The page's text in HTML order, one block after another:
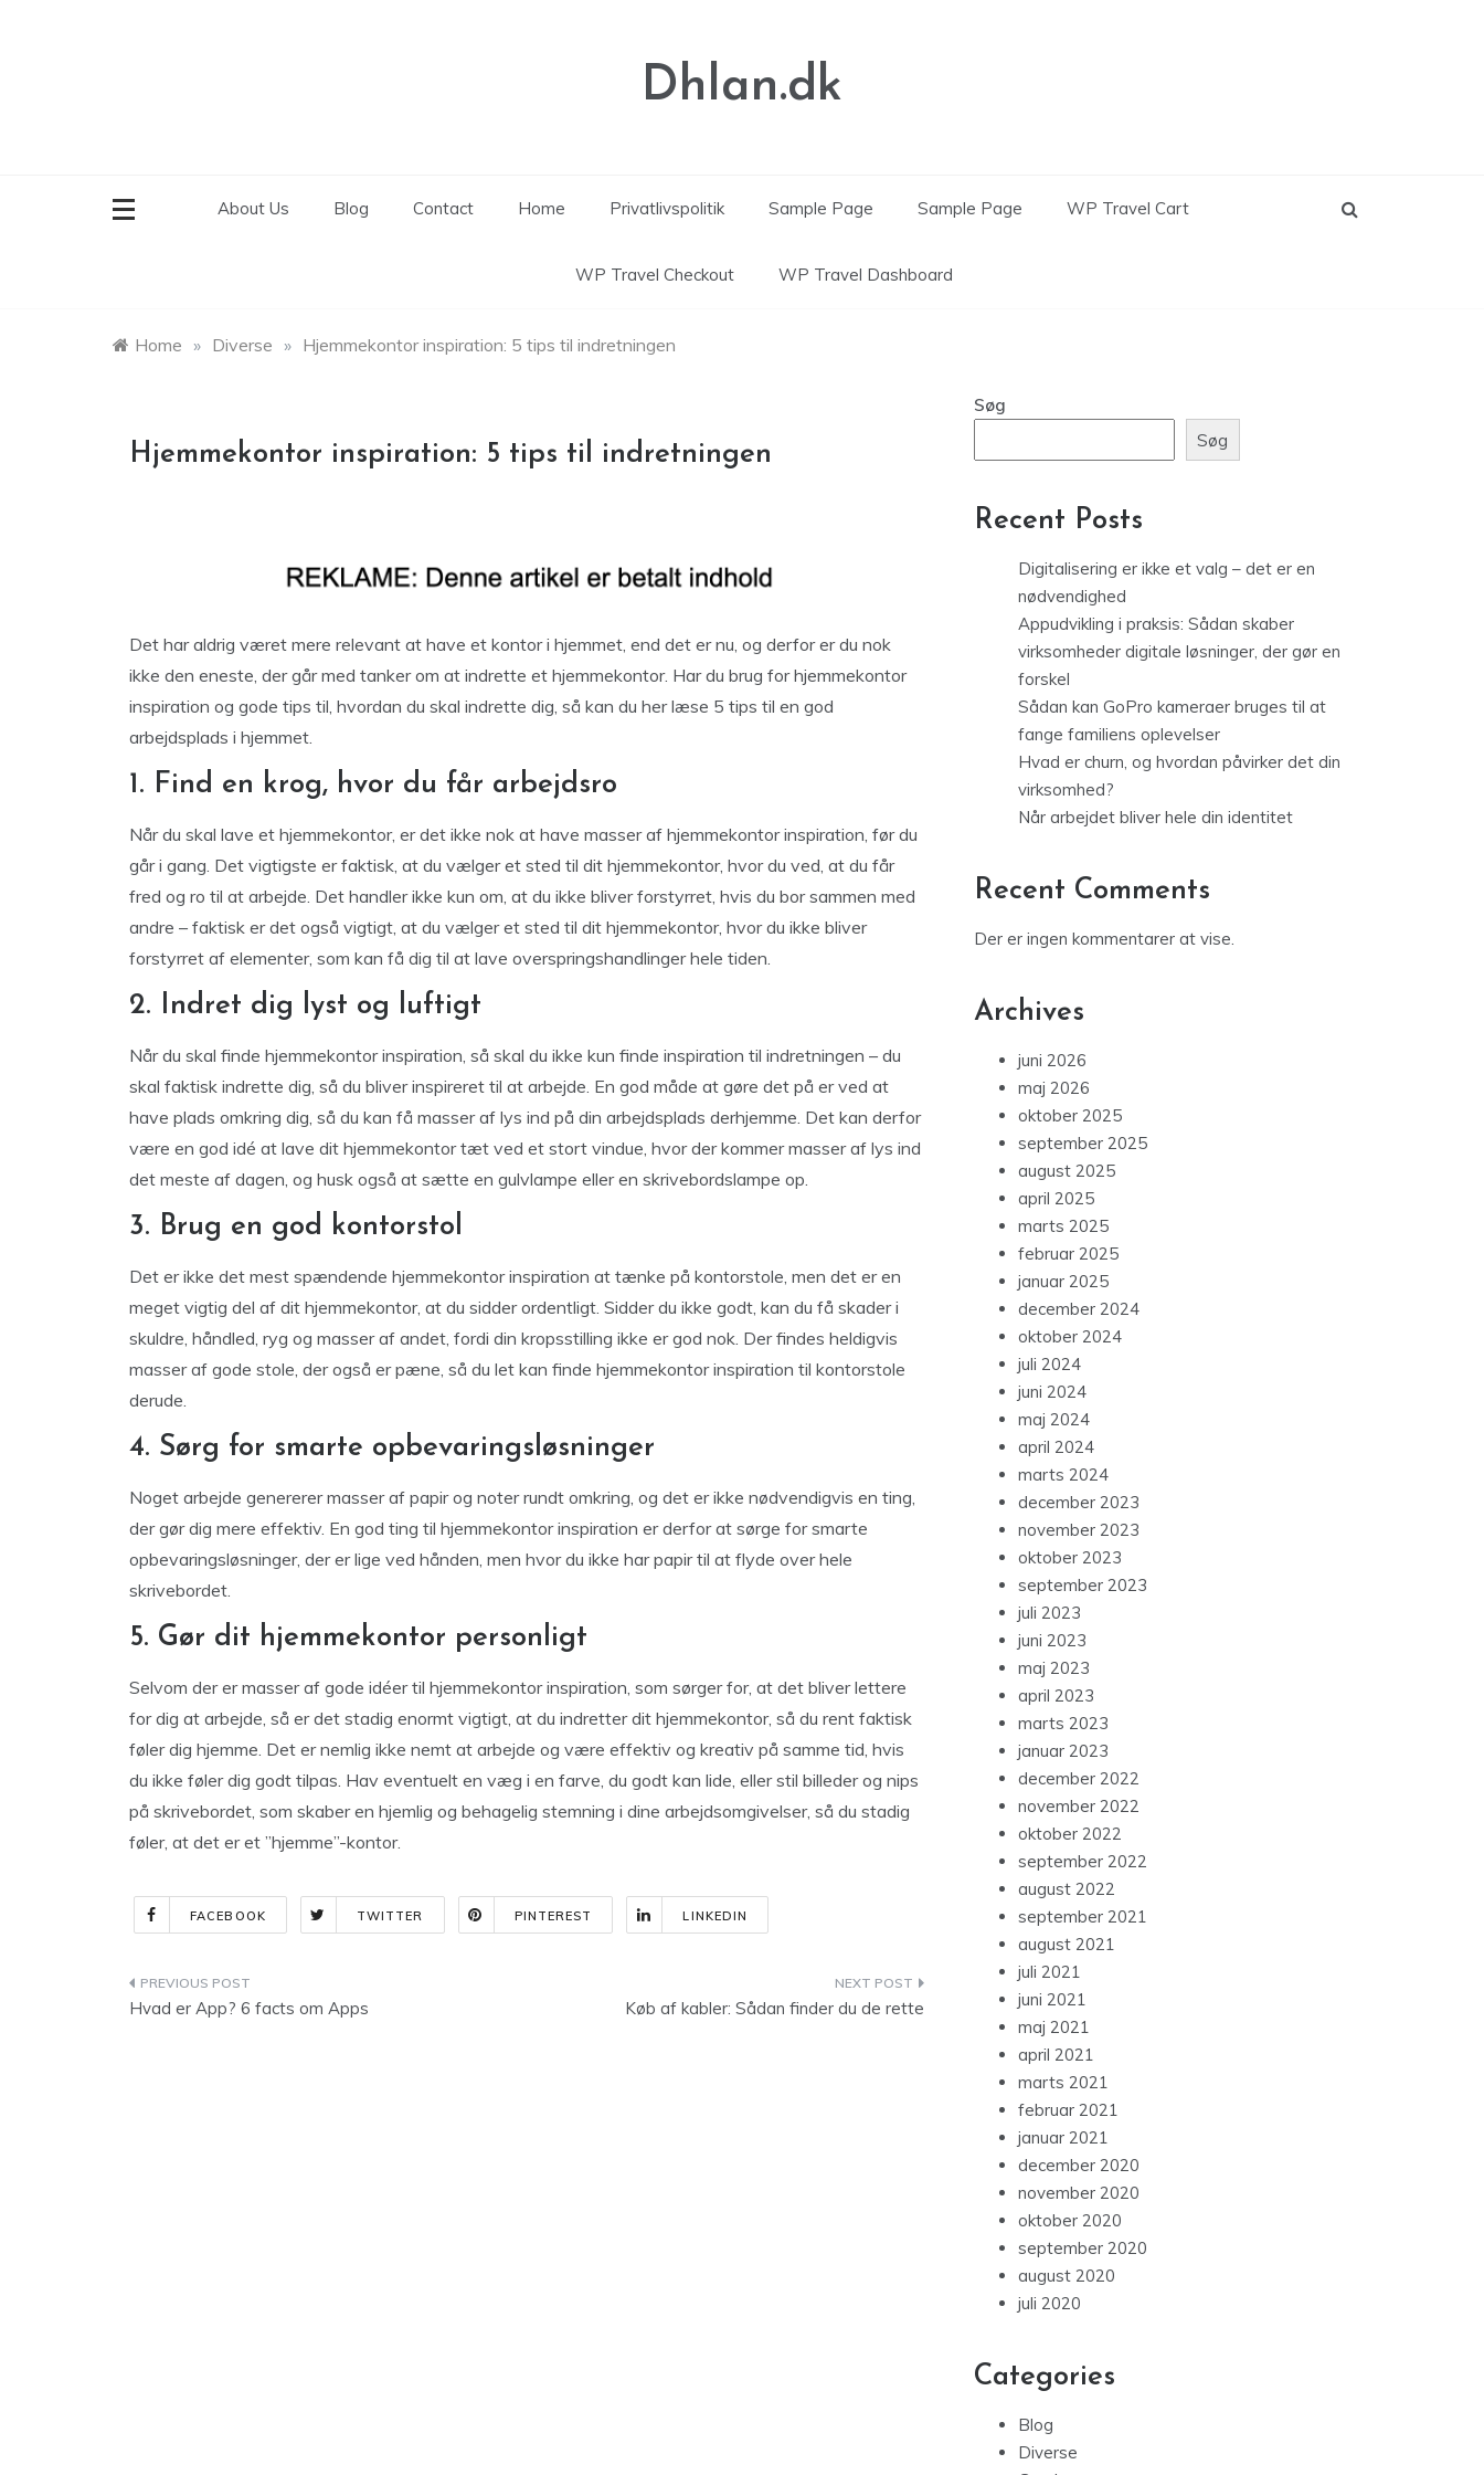
Dhlan.dk
About Us Blog Contact Home Privatlivspolitik Sample Page Sample Page WP Travel Cart
WP Travel Checkout WP Travel Dashboard
Home » Diverse » Hjemmekontor inspiration: 5 tips til indretningen
Hjemmekontor inspiration: 5 tips til indretningen
Det har aldrig været mere relevant at have et kontor i hjemmet, end det er nu, og derfor er du nok
ikke den eneste, der går med tanker om at indrette et hjemmekontor. Har du brug for hjemmekontor
inspiration og gode tips til, hvordan du skal indrette dig, så kan du her læse 5 tips til en god
arbejdsplads i hjemmet.
1. Find en krog, hvor du får arbejdsro
Når du skal lave et hjemmekontor, er det ikke nok at have masser af hjemmekontor inspiration, før du
går i gang. Det vigtigste er faktisk, at du vælger et sted til dit hjemmekontor, hvor du ved, at du får
fred og ro til at arbejde. Det handler ikke kun om, at du ikke bliver forstyrret, hvis du bor sammen med
andre – faktisk er det også vigtigt, at du vælger et sted til dit hjemmekontor, hvor du ikke bliver
forstyrret af elementer, som kan få dig til at lave overspringshandlinger hele tiden.
2. Indret dig lyst og luftigt
Når du skal finde hjemmekontor inspiration, så skal du ikke kun finde inspiration til indretningen – du
skal faktisk indrette dig, så du bliver inspireret til at arbejde. En god måde at gøre det på er ved at
have plads omkring dig, så du kan få masser af lys ind på din arbejdsplads derhjemme. Det kan derfor
være en god idé at lave dit hjemmekontor tæt ved et stort vindue, hvor der kommer masser af lys ind
det meste af dagen, og husk også at sætte en gulvlampe eller en skrivebordslampe op.
3. Brug en god kontorstol
Det er ikke det mest spændende hjemmekontor inspiration at tænke på kontorstole, men det er en
meget vigtig del af dit hjemmekontor, at du sidder ordentligt. Sidder du ikke godt, kan du få skader i
skuldre, håndled, ryg og masser af andet, fordi din kropsstilling ikke er god nok. Der findes heldigvis
masser af gode stole, der også er pæne, så du let kan finde hjemmekontor inspiration til kontorstole
derude.
4. Sørg for smarte opbevaringsløsninger
Noget arbejde genererer masser af papir og noter rundt omkring, og det er ikke nødvendigvis en ting,
der gør dig mere effektiv. En god ting til hjemmekontor inspiration er derfor at sørge for smarte
opbevaringsløsninger, der er lige ved hånden, men hvor du ikke har papir til at flyde over hele
skrivebordet.
5. Gør dit hjemmekontor personligt
Selvom der er masser af gode idéer til hjemmekontor inspiration, som sørger for, at det bliver lettere
for dig at arbejde, så er det stadig enormt vigtigt, at du indretter dit hjemmekontor, så du rent faktisk
føler dig hjemme. Det er nemlig ikke nemt at arbejde og være effektiv og kreativ på samme tid, hvis
du ikke føler dig godt tilpas. Hav eventuelt en væg i en farve, du godt kan lide, eller stil billeder og nips
på skrivebordet, som skaber en hjemlig og behagelig stemning i dine arbejdsomgivelser, så du stadig
føler, at det er et ”hjemme”-kontor.
FACEBOOK TWITTER PINTEREST LINKEDIN
Indlægsnavigation
Hvad er App? 6 facts om Apps Køb af kabler: Sådan finder du de rette
Søg
Søg
Recent Posts
Digitalisering er ikke et valg – det er en
nødvendighed
Appudvikling i praksis: Sådan skaber
virksomheder digitale løsninger, der gør en
forskel
Sådan kan GoPro kameraer bruges til at
fange familiens oplevelser
Hvad er churn, og hvordan påvirker det din
virksomhed?
Når arbejdet bliver hele din identitet
Recent Comments
Der er ingen kommentarer at vise.
Archives
juni 2026
maj 2026
oktober 2025
september 2025
august 2025
april 2025
marts 2025
februar 2025
januar 2025
december 2024
oktober 2024
juli 2024
juni 2024
maj 2024
april 2024
marts 2024
december 2023
november 2023
oktober 2023
september 2023
juli 2023
juni 2023
maj 2023
april 2023
marts 2023
januar 2023
december 2022
november 2022
oktober 2022
september 2022
august 2022
september 2021
august 2021
juli 2021
juni 2021
maj 2021
april 2021
marts 2021
februar 2021
januar 2021
december 2020
november 2020
oktober 2020
september 2020
august 2020
juli 2020
Categories
Blog
Diverse